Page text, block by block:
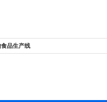
品生产线